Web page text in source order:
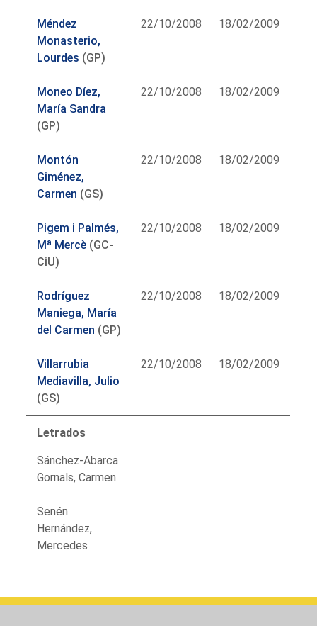
Méndez
Monasterio,
Lourdes (GP)
22/10/2008 18/02/2009
Moneo Díez,
María Sandra
(GP)
22/10/2008 18/02/2009
Montón
Giménez,
Carmen (GS)
22/10/2008 18/02/2009
Pigem i Palmés,
Mª Mercè (GC-
CiU)
22/10/2008 18/02/2009
Rodríguez
Maniega, María
del Carmen (GP)
22/10/2008 18/02/2009
Villarrubia
Mediavilla, Julio
(GS)
22/10/2008 18/02/2009
Letrados
Sánchez-Abarca
Gornals, Carmen
Senén
Hernández,
Mercedes